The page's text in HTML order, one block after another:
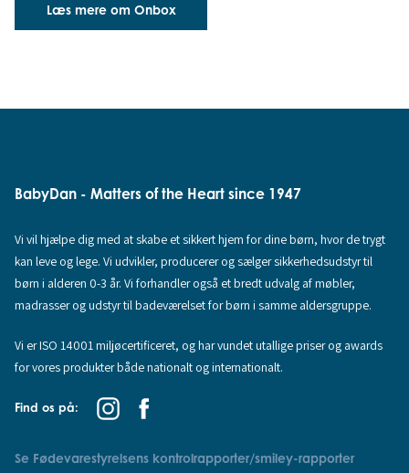
Læs mere om Onbox
BabyDan - Matters of the Heart since 1947
Vi vil hjælpe dig med at skabe et sikkert hjem for dine børn, hvor de trygt
kan leve og lege. Vi udvikler, producerer og sælger sikkerhedsudstyr til
børn i alderen 0-3 år. Vi forhandler også et bredt udvalg af møbler,
madrasser og udstyr til badeværelset for børn i samme aldersgruppe.
Vi er ISO 14001 miljøcertificeret, og har vundet utallige priser og awards
for vores produkter både nationalt og internationalt.
Find os på:
Se Fødevarestyrelsens kontrolrapporter/smiley-rapporter